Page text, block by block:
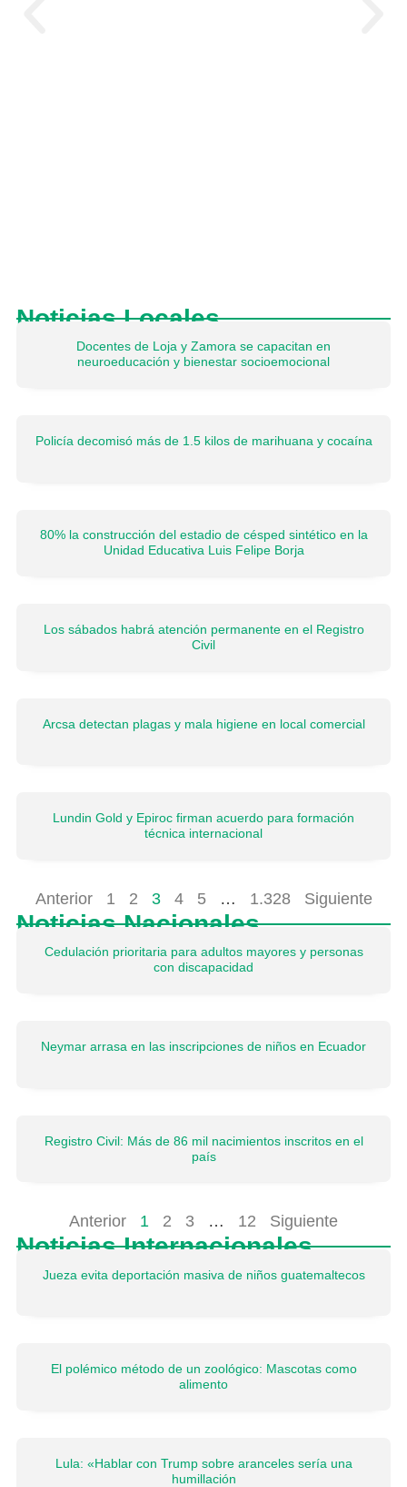
Noticias Locales
Docentes de Loja y Zamora se capacitan en
neuroeducación y bienestar socioemocional
Policía decomisó más de 1.5 kilos de marihuana y cocaína
80% la construcción del estadio de césped sintético en la
Unidad Educativa Luis Felipe Borja
Los sábados habrá atención permanente en el Registro
Civil
Arcsa detectan plagas y mala higiene en local comercial
Lundin Gold y Epiroc firman acuerdo para formación
técnica internacional
Anterior 1 2 3 4 5 … 1.328 Siguiente
Noticias Nacionales
Cedulación prioritaria para adultos mayores y personas
con discapacidad
Neymar arrasa en las inscripciones de niños en Ecuador
Registro Civil: Más de 86 mil nacimientos inscritos en el
país
Anterior 1 2 3 … 12 Siguiente
Noticias Internacionales
Jueza evita deportación masiva de niños guatemaltecos
El polémico método de un zoológico: Mascotas como
alimento
Lula: «Hablar con Trump sobre aranceles sería una
humillación